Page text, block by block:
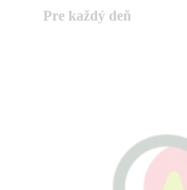
Pre každý deň